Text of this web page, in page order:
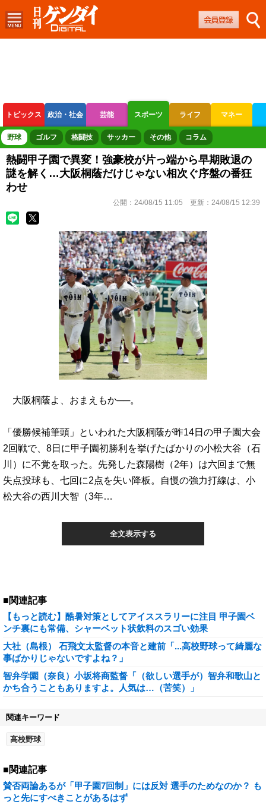
トピックス 政治・社会 芸能 スポーツ ライフ マネー
ボートレース 競輪 オートレース
野球 ゴルフ 格闘技 サッカー その他 コラム
熱闘甲子園で異変！強豪校が片っ端から早期敗退の
謎を解く…大阪桐蔭だけじゃない相次ぐ序盤の番狂
わせ
公開： 24/08/15 11:05 更新： 24/08/15 12:39
大阪桐蔭よ、おまえもか──。
「優勝候補筆頭」といわれた大阪桐蔭が昨14日の甲子園大会
2回戦で、8日に甲子園初勝利を挙げたばかりの小松大谷（石
川）に不覚を取った。先発した森陽樹（2年）は六回まで無
失点投球も、七回に2点を失い降板。自慢の強力打線は、小
松大谷の西川大智（3年…
全文表示する
■関連記事
【もっと読む】酷暑対策としてアイススラリーに注目 甲子園ベ
ンチ裏にも常備、シャーベット状飲料のスゴい効果
大社（島根） 石飛文太監督の本音と建前「...高校野球って綺麗な
事ばかりじゃないですよね？」
智弁学園（奈良）小坂将商監督「（欲しい選手が）智弁和歌山と
かち合うこともありますよ。人気は…（苦笑）」
関連キーワード
高校野球
■関連記事
賛否両論あるが「甲子園7回制」には反対 選手のためなのか？ も
っと先にすべきことがあるはず